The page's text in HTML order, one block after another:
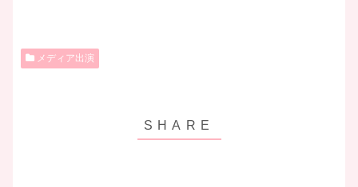
メディア出演